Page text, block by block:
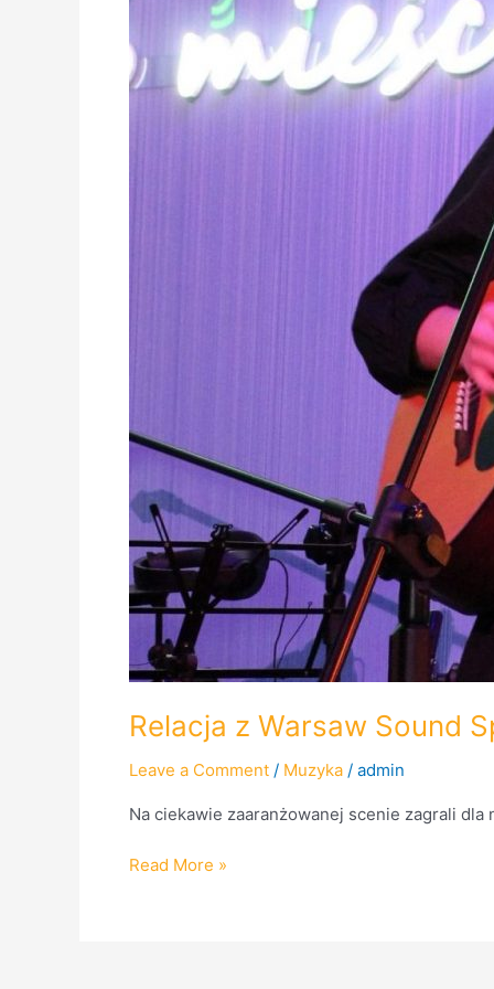
Relacja z Warsaw Sound
Leave a Comment / Muzyka / admin
Na ciekawie zaaranżowanej scenie zagrali
Read More »